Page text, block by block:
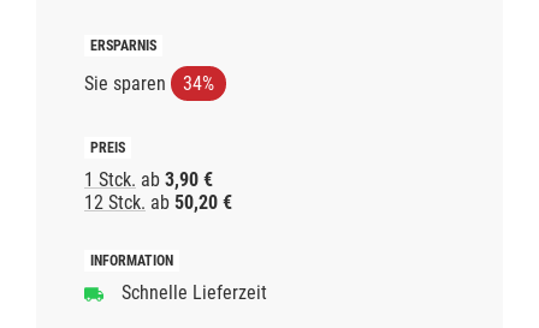
Sie sparen 34%
1 Stck. ab 3,90 €
12 Stck. ab 50,20 €
Schnelle Lieferzeit